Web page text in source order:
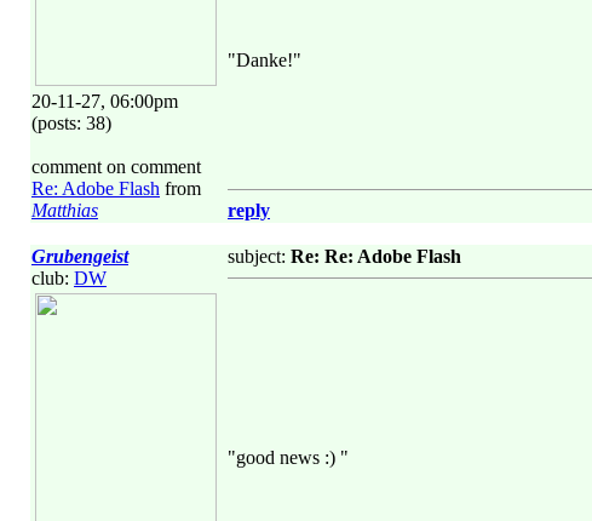
20-11-27, 06:00pm
(posts: 38)
comment on comment
Re: Adobe Flash from
Matthias
"Danke!"
reply
Grubengeist
club: DW
subject: Re: Re: Adobe Flash
"good news :) "